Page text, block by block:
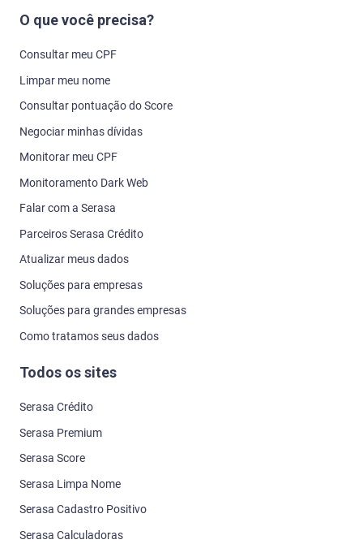
O que você precisa?
Consultar meu CPF
Limpar meu nome
Consultar pontuação do Score
Negociar minhas dívidas
Monitorar meu CPF
Monitoramento Dark Web
Falar com a Serasa
Parceiros Serasa Crédito
Atualizar meus dados
Soluções para empresas
Soluções para grandes empresas
Como tratamos seus dados
Todos os sites
Serasa Crédito
Serasa Premium
Serasa Score
Serasa Limpa Nome
Serasa Cadastro Positivo
Serasa Calculadoras